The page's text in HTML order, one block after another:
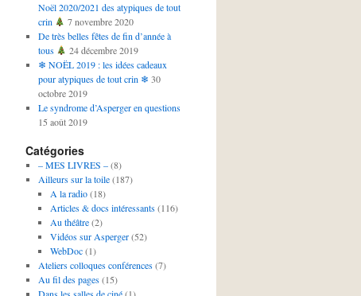
Noël 2020/2021 des atypiques de tout
crin
7 novembre 2020
De très belles fêtes de fin d’année à
tous
24 décembre 2019
❄ NOËL 2019 : les idées cadeaux
pour atypiques de tout crin ❄ 30
octobre 2019
Le syndrome d’Asperger en questions
15 août 2019
Catégories
– MES LIVRES –(8)
Ailleurs sur la toile(187)
A la radio(18)
Articles & docs intéressants(116)
Au théâtre(2)
Vidéos sur Asperger(52)
WebDoc(1)
Ateliers colloques conférences(7)
Au fil des pages(15)